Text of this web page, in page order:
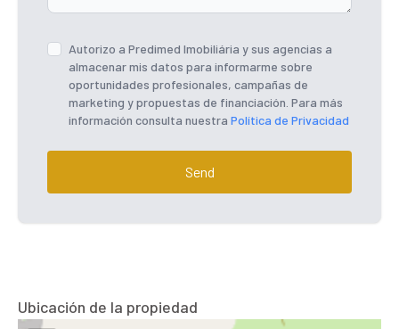
Autorizo ​​a Predimed Imobiliária y sus agencias a
almacenar mis datos para informarme sobre
oportunidades profesionales, campañas de
marketing y propuestas de financiación. Para más
información consulta nuestra Política de Privacidad
Send
Ubicación de la propiedad